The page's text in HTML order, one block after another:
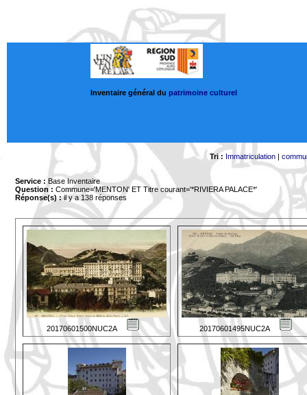
Inventaire général du patrimoine culturel
Tri : Immatriculation |
Service : Base Inventaire
Question : Commune='MENTON' ET Titre courant='*RIVIERA PALACE*'
Réponse(s) :il y a 138 réponses
20170601500NUC2A 20170601495NUC2A